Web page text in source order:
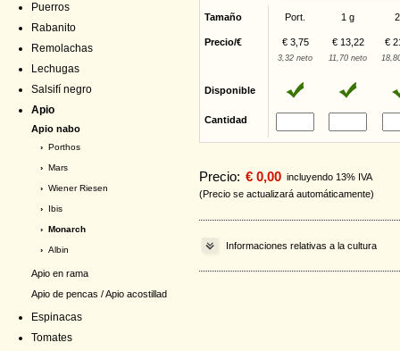
Puerros
Rabanito
Remolachas
Lechugas
Salsifí negro
Apio
Apio nabo
› Porthos
› Mars
› Wiener Riesen
› Ibis
› Monarch
› Albin
Apio en rama
Apio de pencas / Apio acostillad
Espinacas
Tomates
Tamaño Port. 1 g
Precio/€ € 3,75 € 13,22 €
3,32 neto 11,70 neto
Disponible
Cantidad
Precio: € 0,00 incluyendo 13% IVA
(Precio se actualizará automáticamente)
Informaciones relativas a la cultura